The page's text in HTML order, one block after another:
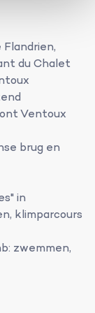
du Chalet
Ventoux
brug en
in
klimparcours
zwemmen,